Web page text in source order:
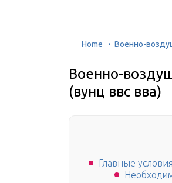
Home Военно-
Военно-
(вунц ввс вва)
Главные